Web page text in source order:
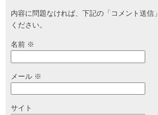
内容に問題なければ、下記の「コメント送信
ください。
名前 ※
メール ※
サイト